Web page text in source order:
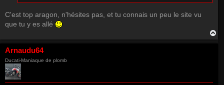
C'est top aragon, n'hésites pas, et tu connais un peu le site vu
que tu y es allé
Arnaudu64
Ducati-Maniaque de plomb